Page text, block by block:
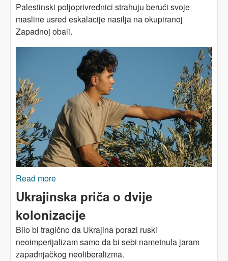
Palestinski poljoprivrednici strahuju berući svoje
masline usred eskalacije nasilja na okupiranoj
Zapadnoj obali.
Read more
Ukrajinska priča o dvije
kolonizacije
Bilo bi tragično da Ukrajina porazi ruski
neoimperijalizam samo da bi sebi nametnula jaram
zapadnjačkog neoliberalizma.